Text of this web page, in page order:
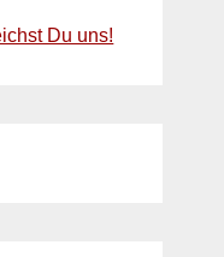
Du uns!